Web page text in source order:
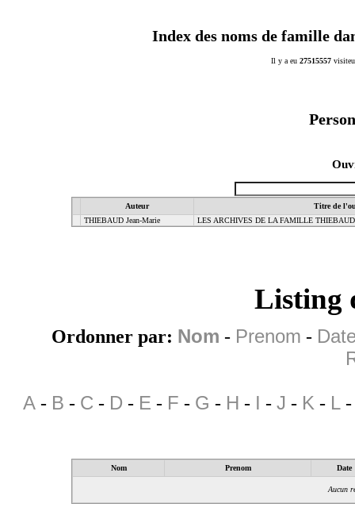
Index des noms de famille
Il y a eu 27515557
Auteur
Titre de
THIEBAUD Jean-Marie
LES ARCHIVES DE LA FAMILLE THIEBAUD
Listing
Ordonner par: Nom - Prenom -
A- B - C - D - E - F - G - H - I - J - K - L
Nom Prenom Date
Aucun